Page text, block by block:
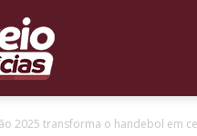
Correio
2025 transforma o handebol em